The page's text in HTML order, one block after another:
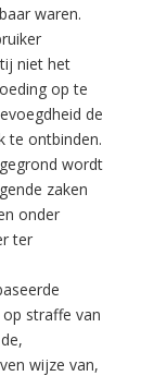
waren.
niet het
op te
de
te ontbinden.
wordt
zaken
onder
ter
straffe van
wijze van,